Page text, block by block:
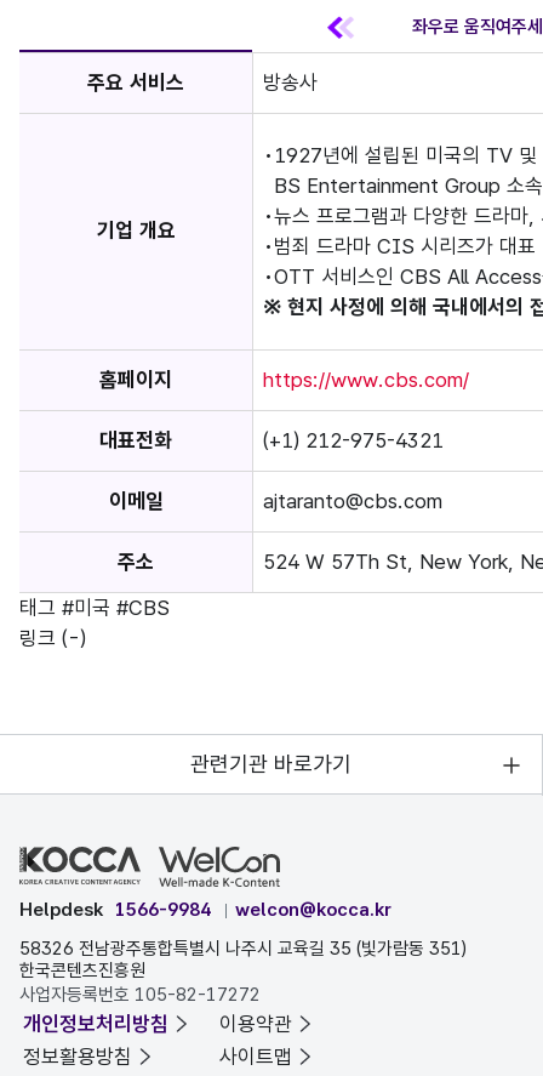
주요 서비스 방송사
기업 개요
1927년에 설립된 미국의 TV
BS Entertainment Group 소속
뉴스 프로그램과 다양한 드라마
범죄 드라마 CIS 시리즈가 대표
OTT 서비스인 CBS All
※ 현지 사정에 의해 국내에서의
홈페이지 https://www.cbs.com/
대표전화 (+1) 212-975-4321
이메일 ajtaranto@cbs.com
주소
524 W 57Th St, New York,
태그 #미국 #CBS
링크 (-)
관련기관 바로가기
Helpdesk 1566-9984
welcon@kocca.kr
58326 전남광주통합특별시 나주시 교육길 35 (빛가람동 351)
한국콘텐츠진흥원
사업자등록번호 105-82-17272
개인정보처리방침
이용약관
정보활용방침
사이트맵